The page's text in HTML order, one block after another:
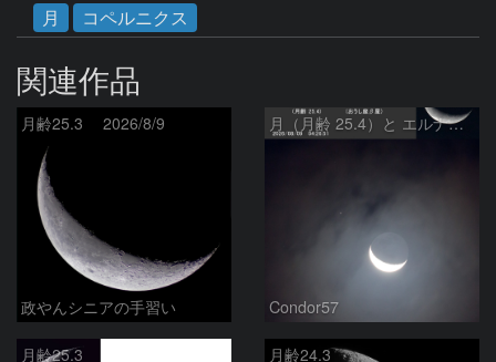
月
コペルニクス
関連作品
月齢25.3 2026/8/9
政やんシニアの手習い
月（月齢 25.4）と エルナト（おうし座β星）
Condor57
月齢25.3 月齢24.3